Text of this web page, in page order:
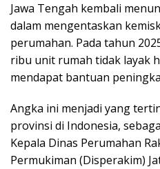
Jawa Tengah kembali
dalam mengentaskan
perumahan. Pada tahun
ribu unit rumah tidak layak
mendapat bantuan
Angka ini menjadi yang
provinsi di Indonesia,
Kepala Dinas Perumahan
Permukiman (Disperakim)